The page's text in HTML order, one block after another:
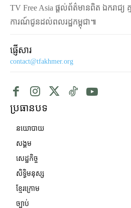
TV Free Asia ផ្ដល់ព័ត៌មានពិត ឯករាជ្យ គ្
ការណ៍ជូនដល់ពលរដ្ឋកម្ពុជា៕
ផ្ញើសារ
contact@tfakhmer.org
ប្រធានបទ
នយោបាយ
សង្គម
សេដ្ឋកិច្ច
សិទ្ធិមនុស្ស
ខ្មែរក្រោម
ច្បាប់